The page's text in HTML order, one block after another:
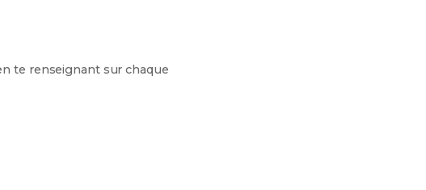
te renseignant sur chaque